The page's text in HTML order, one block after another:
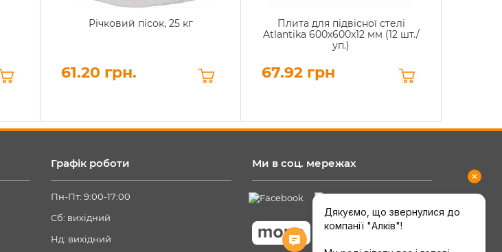
Річковий пісок, 25 кг
61.20 грн.
Плита для підвісної стелі
Atlantika 600x600x12 мм (12 шт./
уп.)
67.92 грн
Графік роботи
Пн-Пт: 9:00-17:00
Сб: вихідний
Нд: вихідний
Ми в соц. мережах